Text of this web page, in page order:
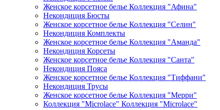
Женское корсетное белье Коллекция "Афина"
Некондиция Бюсты
Женское корсетное белье Коллекция "Селин"
Некондиция Комплекты
Женское корсетное белье Коллекция "Аманда"
Некондиция Корсеты
Женское корсетное белье Коллекция "Санта"
Некондиция Пояса
Женское корсетное белье Коллекция "Тиффани"
Некондиция Трусы
Женское корсетное белье Коллекция "Мерри"
Коллекция "Microlace" Коллекция "Microlace"